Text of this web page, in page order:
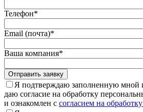
Телефон*
Email (почта)*
Ваша компания*
Отправить заявку
Я подтверждаю заполненную
даю согласие на обработку
и ознакомлен с согласием на